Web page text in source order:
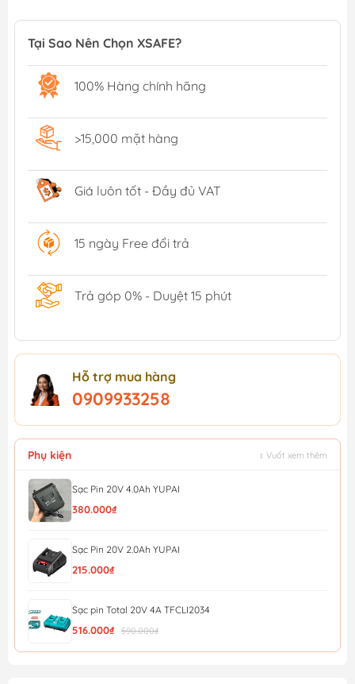
Tại Sao Nên Chọn XSAFE?
100% Hàng chính hãng
>15,000 mặt hàng
Giá luôn tốt - Đầy đủ VAT
15 ngày Free đổi trả
Trả góp 0% - Duyệt 15 phút
Hỗ trợ mua hàng
0909933258
Phụ kiện ↕ Vuốt xem thêm
Sạc Pin 20V 4.0Ah YUPAI
380.000₫
Sạc Pin 20V 2.0Ah YUPAI
215.000₫
Sạc pin Total 20V 4A TFCLI2034
516.000₫ 590.000₫